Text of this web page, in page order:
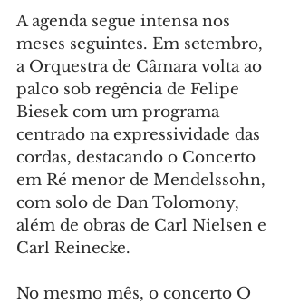
A agenda segue intensa nos
meses seguintes. Em setembro,
a Orquestra de Câmara volta ao
palco sob regência de Felipe
Biesek com um programa
centrado na expressividade das
cordas, destacando o Concerto
em Ré menor de Mendelssohn,
com solo de Dan Tolomony,
além de obras de Carl Nielsen e
Carl Reinecke.
No mesmo mês, o concerto O